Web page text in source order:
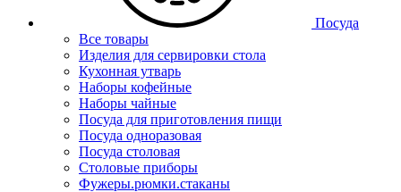
Посуда
Все товары
Изделия для сервировки стола
Кухонная утварь
Наборы кофейные
Наборы чайные
Посуда для приготовления пищи
Посуда одноразовая
Посуда столовая
Столовые приборы
Фужеры.рюмки.стаканы